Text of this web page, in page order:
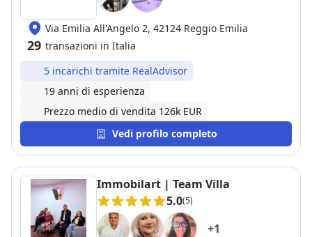
Via Emilia All'Angelo 2, 42124 Reggio Emilia
29 transazioni in Italia
5 incarichi tramite RealAdvisor
19 anni di esperienza
Prezzo medio di vendita 126k EUR
Vedi profilo completo
Immobilart | Team Villa
5.0(5)
+1